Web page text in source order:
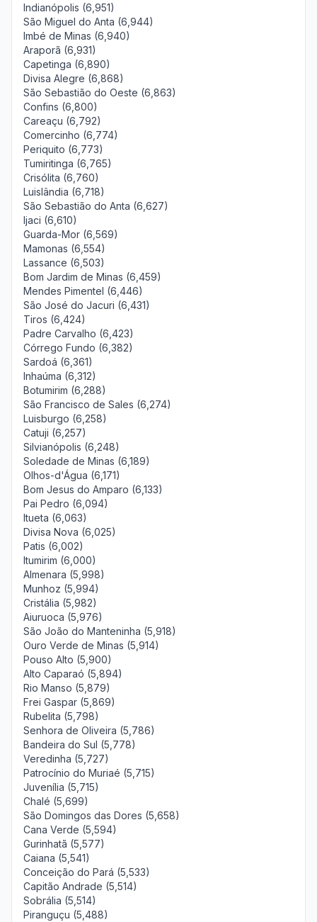
Indianópolis (6,951)
São Miguel do Anta (6,944)
Imbé de Minas (6,940)
Araporã (6,931)
Capetinga (6,890)
Divisa Alegre (6,868)
São Sebastião do Oeste (6,863)
Confins (6,800)
Careaçu (6,792)
Comercinho (6,774)
Periquito (6,773)
Tumiritinga (6,765)
Crisólita (6,760)
Luislândia (6,718)
São Sebastião do Anta (6,627)
Ijaci (6,610)
Guarda-Mor (6,569)
Mamonas (6,554)
Lassance (6,503)
Bom Jardim de Minas (6,459)
Mendes Pimentel (6,446)
São José do Jacuri (6,431)
Tiros (6,424)
Padre Carvalho (6,423)
Córrego Fundo (6,382)
Sardoá (6,361)
Inhaúma (6,312)
Botumirim (6,288)
São Francisco de Sales (6,274)
Luisburgo (6,258)
Catuji (6,257)
Silvianópolis (6,248)
Soledade de Minas (6,189)
Olhos-d'Água (6,171)
Bom Jesus do Amparo (6,133)
Pai Pedro (6,094)
Itueta (6,063)
Divisa Nova (6,025)
Patis (6,002)
Itumirim (6,000)
Almenara (5,998)
Munhoz (5,994)
Cristália (5,982)
Aiuruoca (5,976)
São João do Manteninha (5,918)
Ouro Verde de Minas (5,914)
Pouso Alto (5,900)
Alto Caparaó (5,894)
Rio Manso (5,879)
Frei Gaspar (5,869)
Rubelita (5,798)
Senhora de Oliveira (5,786)
Bandeira do Sul (5,778)
Veredinha (5,727)
Patrocínio do Muriaé (5,715)
Juvenília (5,715)
Chalé (5,699)
São Domingos das Dores (5,658)
Cana Verde (5,594)
Gurinhatã (5,577)
Caiana (5,541)
Conceição do Pará (5,533)
Capitão Andrade (5,514)
Sobrália (5,514)
Piranguçu (5,488)